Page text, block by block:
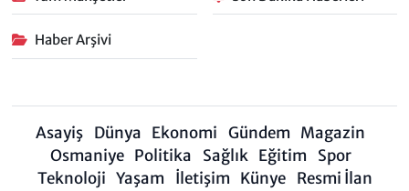
Haber Arşivi
Asayiş Dünya Ekonomi Gündem Magazin
Osmaniye Politika Sağlık Eğitim
Spor
Teknoloji Yaşam İletişim Künye Resmi İlan